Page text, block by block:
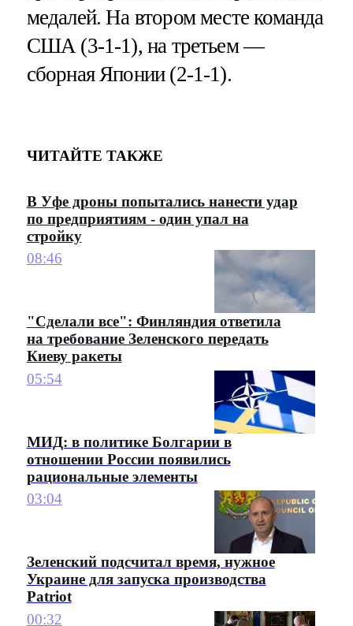
медалей. На втором месте команда
США (3-1-1), на третьем —
сборная Японии (2-1-1).
ЧИТАЙТЕ ТАКЖЕ
В Уфе дроны попытались нанести удар
по предприятиям - один упал на
стройку
08:46
"Сделали все": Финляндия ответила
на требование Зеленского передать
Киеву ракеты
05:54
МИД: в политике Болгарии в
отношении России появились
рациональные элементы
03:04
Зеленский подсчитал время, нужное
Украине для запуска производства
Patriot
00:32